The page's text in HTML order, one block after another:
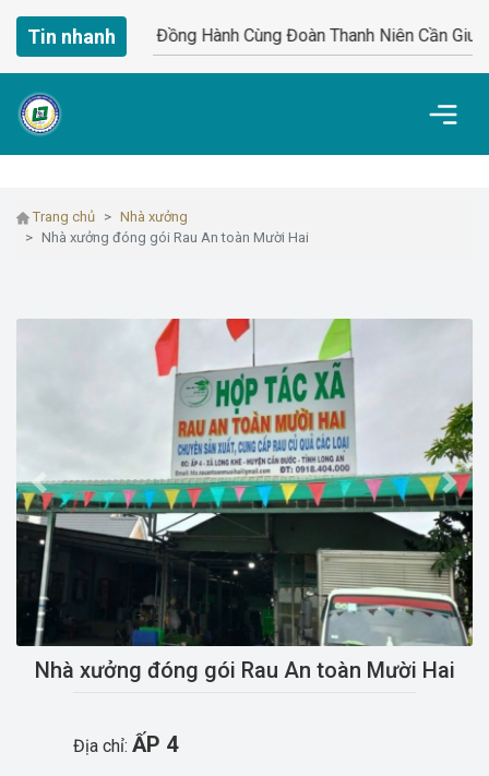
Tin nhanh
Đông Đông Đồng Hành Cùng Đoàn Thanh Niên Cần Giuộc
Trang chủ
Nhà xưởng
Nhà xưởng đóng gói Rau An toàn Mười Hai
Previous Next
Nhà xưởng đóng gói Rau An toàn Mười Hai
Địa chỉ:ẤP 4